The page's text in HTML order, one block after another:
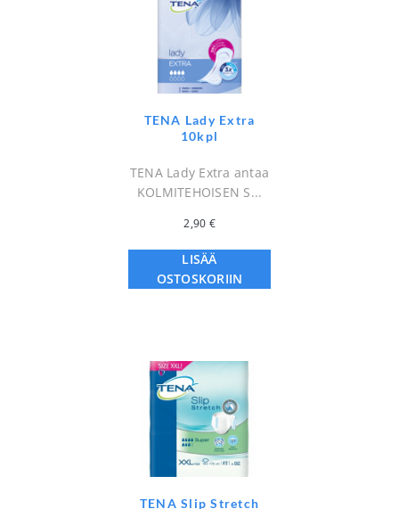
TENA Lady Extra
10kpl
TENA Lady Extra antaa
KOLMITEHOISEN S...
2,90 €
LISÄÄ
OSTOSKORIIN
TENA Slip Stretch